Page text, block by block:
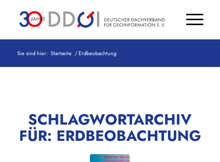
Sie sind hier: Startseite /Erdbeobachtung
SCHLAGWORTARCHIV
FÜR: ERDBEOBACHTUNG